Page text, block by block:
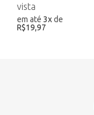
em até3xde
R$19,97